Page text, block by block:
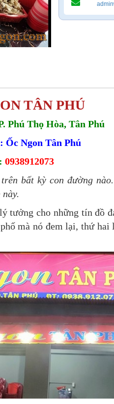
TÂN PHÚ
Phú Thọ Hòa, Tân Phú
Ốc Ngon Tân Phú
0938912073
bất kỳ con đường
tưởng cho những tín đồ
mà nó đem lại, thứ hai